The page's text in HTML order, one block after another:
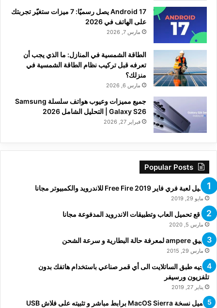
Android 17 يصل رسميًا: 7 ميزات ستغيّر تجربتك
على الهاتف في 2026
مارس 7, 2026
الطاقة الشمسية في المنازل: ما الذي يجب أن
تعرفه قبل تركيب نظام الطاقة الشمسية في
منزلك؟
مارس 6, 2026
جميع مميزات وعيوب هواتف سلسلة Samsung
Galaxy S26 | التحليل الشامل 2026
فبراير 27, 2026
Popular Posts
تحميل لعبة فري فاير Free Fire 2019 للاندرويد والكمبيوتر مجانا
مايو 29, 2019
مواقع تحميل العاب وتطبيقات الاندرويد المدفوعة مجانا
مارس 5, 2020
تطبيق ampere لمعرفة حالة البطارية و سرعة الشحن
مارس 29, 2015
توجيه طبق الساتلايت الى أي قمر صناعي باستخدام هاتفك بدون
تلفزيون ورسيفر
يناير 27, 2019
تحميل نسخة MacOS Sierra برابط مباشر و تثبيته على فلاش USB